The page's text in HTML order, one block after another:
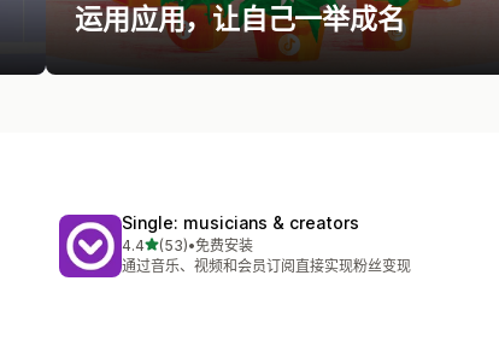
运用应用，让自己一举成名
Single: musicians & creators
4.4星（满分 5 星）
(53)
总共 53 条评论
•免费安装
通过音乐、视频和会员订阅直接实现粉丝变现